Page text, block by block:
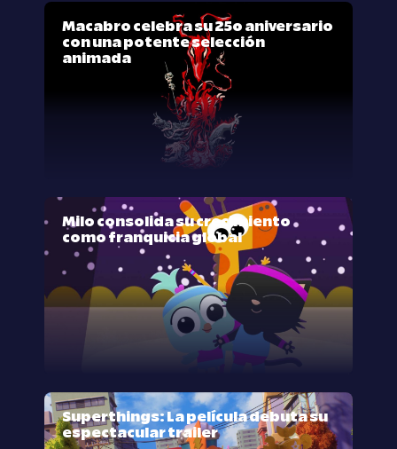
Macabro celebra su 25º aniversario
con una potente selección
animada
Milo consolida su crecimiento
como franquicia global
Superthings: La película debuta su
espectacular trailer